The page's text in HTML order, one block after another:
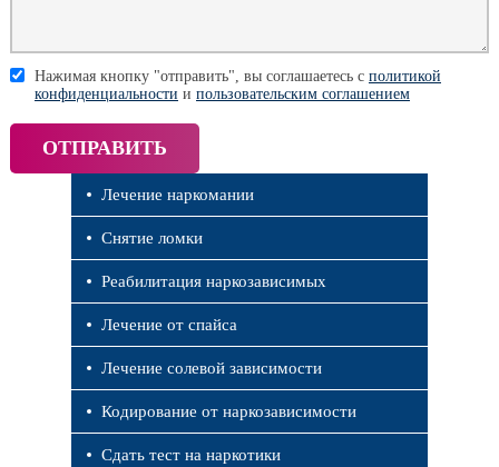
Лечение наркомании
Снятие ломки
Реабилитация наркозависимых
Лечение от спайса
Лечение солевой зависимости
Кодирование от наркозависимости
Сдать тест на наркотики
Нажимая кнопку "отправить", вы соглашаетесь с политикой
конфиденциальности и пользовательским соглашением